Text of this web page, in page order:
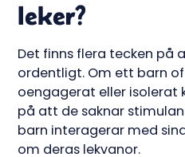
leker?
Det finns flera tecken på
ordentligt. Om ett barn
oengagerat eller isolerat
på att de saknar
barn interagerar med
om deras lekvanor.